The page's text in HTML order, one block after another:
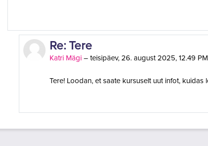
Vastuses Lolita Han
Re: Tere
Katri Mägi –teisipäev, 26. august 2025, 12.49 PM
Tere! Loodan, et saate kursuselt uut infot,